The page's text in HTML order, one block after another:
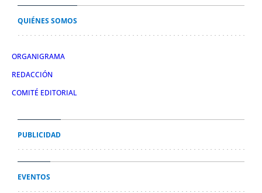
QUIÉNES SOMOS
ORGANIGRAMA
REDACCIÓN
COMITÉ EDITORIAL
PUBLICIDAD
EVENTOS